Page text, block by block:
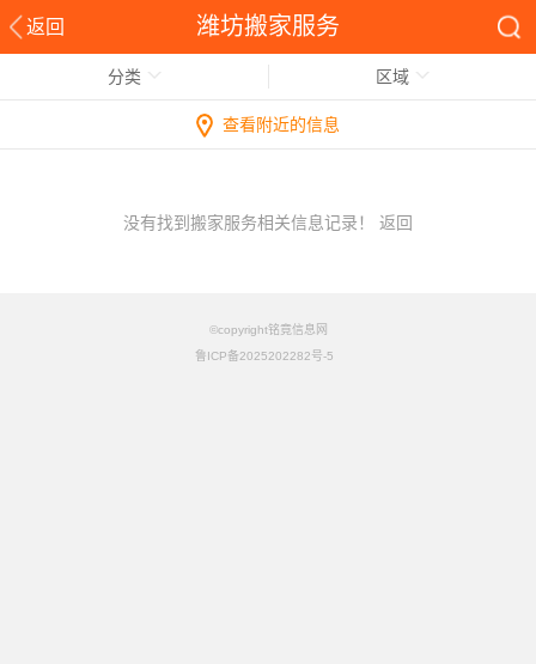
返回 潍坊搬家服务
分类 区域
查看附近的信息
没有找到搬家服务相关信息记录！ 返回
©copyright铭竟信息网
鲁ICP备2025202282号-5